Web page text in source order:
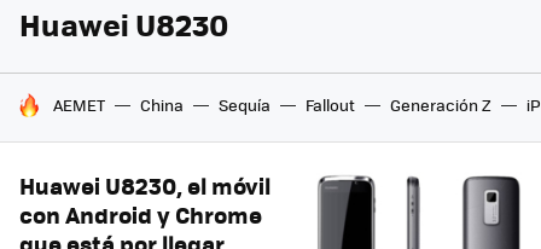
Huawei U8230
HOY SE HABLA DE
AEMET China Sequía Fallout Generación Z
Huawei U8230, el móvil
con Android y Chrome